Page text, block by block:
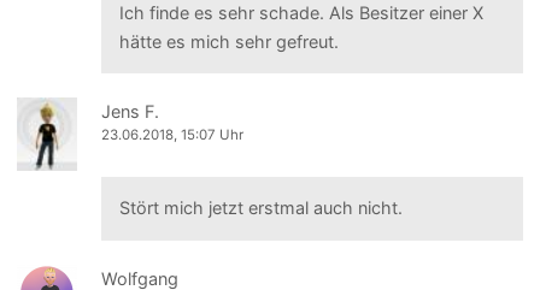
Ich finde es sehr schade. Als Besitzer einer X
hätte es mich sehr gefreut.
Jens F.
23.06.2018, 15:07 Uhr
Stört mich jetzt erstmal auch nicht.
Wolfgang